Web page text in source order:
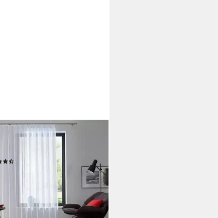
HOME
Dolly (1 St), Kräuselband,
Bestseller, Store
- in 1-2 Werktagen bei dir